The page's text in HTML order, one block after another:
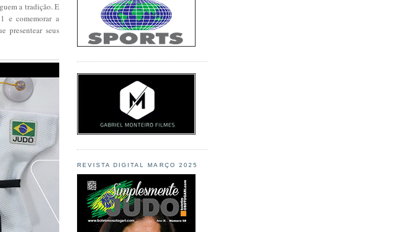
a tradição. E
e comemorar a
presentear seus
REVISTA DIGITAL MARÇO 2025